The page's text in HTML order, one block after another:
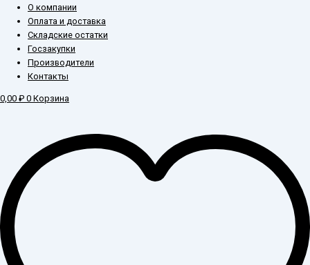
О компании
Оплата и доставка
Складские остатки
Госзакупки
Производители
Контакты
0,00 ₽ 0 Корзина